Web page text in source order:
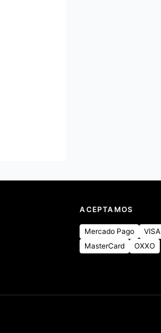
ACEPTAMOS
Mercado Pago
VISA
MasterCard
OXXO